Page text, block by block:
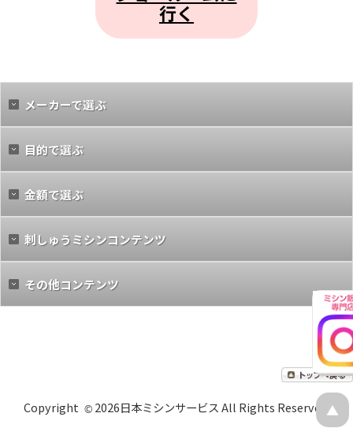
行く
メーカーで選ぶ
目的で選ぶ
金額で選ぶ
刺しゅうミシンコンテンツ
その他コンテンツ
▲
Copyright 2026日本ミシンサービス All Rights Reserved.